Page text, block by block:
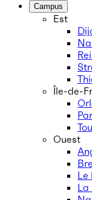
Campus
Est
Île-de-
Ouest
Le
La